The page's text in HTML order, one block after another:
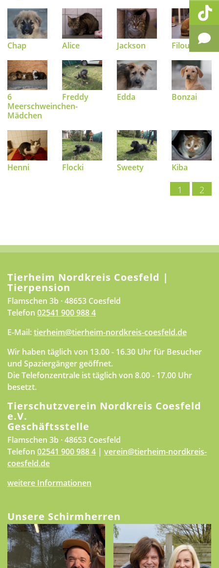
Chap Alice Jackson Filou
6
Meerschweinchen-
Mädchen
Freddy Edda Bonzai
Henni Flocki Sweety Kiba
1 2
Tierheim Nordkreis Coesfeld |
Tierpension
Flamschen 3b · 48653 Coesfeld
Telefon 02541 900 988 4
E-Mail:tierheim@tierheim-nordkreis-coesfeld.de
Wir haben täglich von 13.00 - 16.30 Uhr für Besucher
und Spaziergänger geöffnet.
Die Telefonzentrale ist täglich von 8.00 - 17.00 Uhr
besetzt.
Tierschutzverein Nordkreis Coesfeld
e.V.
Geschäftsstelle
Flamschen 3b · 48653 Coesfeld
Telefon 02541 900 988 4 | verein@tierheim-nordkreis-
coesfeld.de
weitere Informationen
Unsere Schirmherren